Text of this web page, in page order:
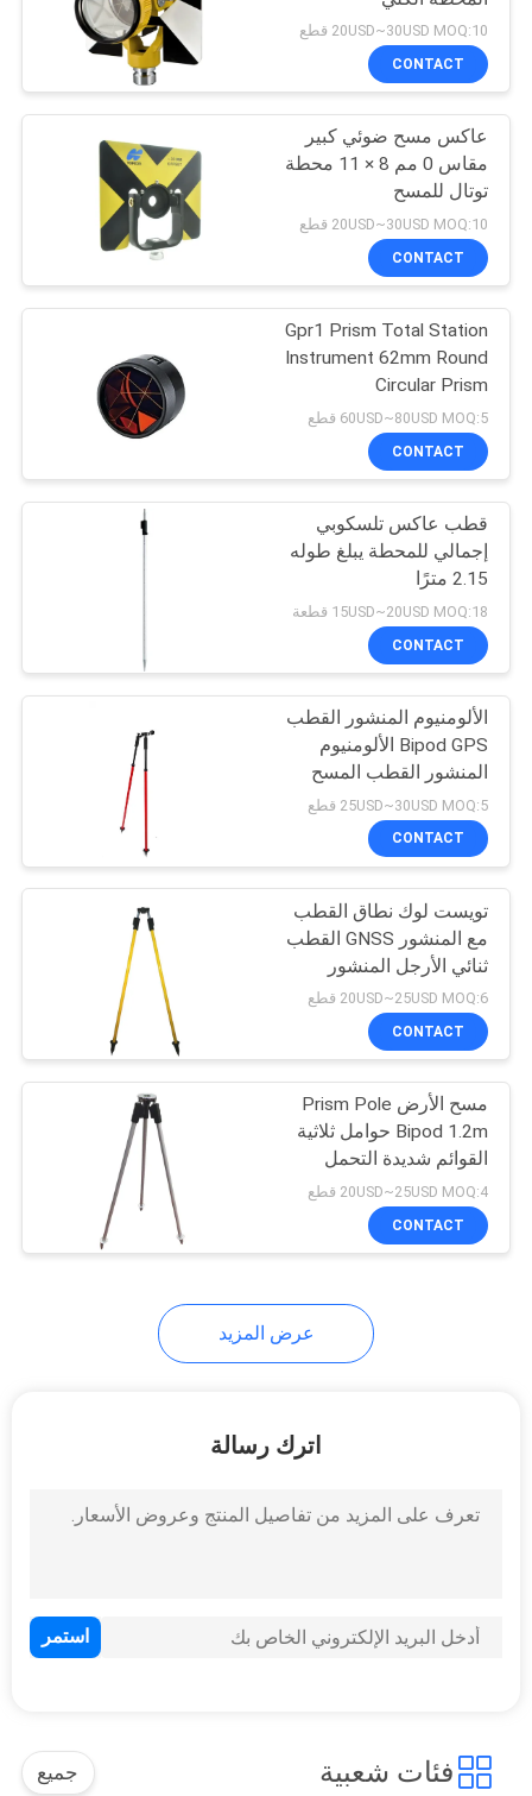
خريطة
الموقع
PRIVACY
POLICY
إجمالي منشور
المحطة
11
المنشور القطب بيبود
11
عمود تلسكوبي من
ألياف الكربون
11
طاقم التسوية
التلسكوبي
53
محول تريبراش
46
حوامل أدوات
المحطة
20USD~30USD MOQ:10 قطع
CONTACT
عاكس مسح ضوئي كبير
مقاس 0 مم 8 × 11 محطة
توتال للمسح
20USD~30USD MOQ:10 قطع
CONTACT
Gpr1 Prism Total Station
Instrument 62mm Round
Circular Prism
60USD~80USD MOQ:5 قطع
CONTACT
قطب عاكس تلسكوبي
إجمالي للمحطة يبلغ طوله
2.15 مترًا
15USD~20USD MOQ:18 قطعة
CONTACT
الألومنيوم المنشور القطب
Bipod GPS الألومنيوم
المنشور القطب المسح
25USD~30USD MOQ:5 قطع
CONTACT
تويست لوك نطاق القطب
مع المنشور GNSS القطب
ثنائي الأرجل المنشور
20USD~25USD MOQ:6 قطع
CONTACT
مسح الأرض Prism Pole
Bipod 1.2m حوامل ثلاثية
القوائم شديدة التحمل
20USD~25USD MOQ:4 قطع
CONTACT
عرض المزيد
اترك رسالة
فئات شعبية جميع